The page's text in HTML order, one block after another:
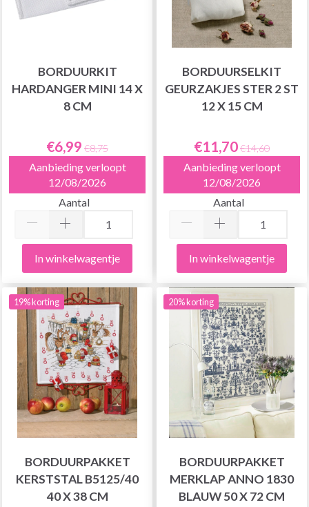
BORDUURKIT
HARDANGER MINI 14 X
8 CM
€6,99 €8,75
Aanbieding verloopt
12/08/2026
Aantal
In winkelwagentje
BORDUURSELKIT
GEURZAKJES STER 2 ST
12 X 15 CM
€11,70€14,60
Aanbieding verloopt
12/08/2026
Aantal
In winkelwagentje
19% korting
BORDUURPAKKET
KERSTSTAL B5125/40
40 X 38 CM
20% korting
BORDUURPAKKET
MERKLAP ANNO 1830
BLAUW 50 X 72 CM